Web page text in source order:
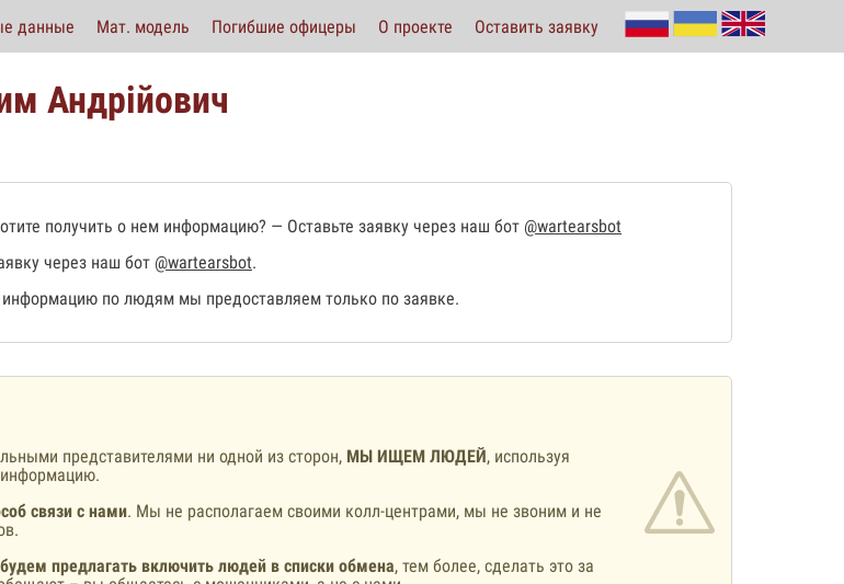
данные Мат. модель Погибшие офицеры О проекте Оставить заявку
Андрійович
получить о нем информацию? — Оставьте заявку через наш бот @wartearsbot
через наш бот @wartearsbot.
по людям мы предоставляем только по заявке.
представителями ни одной из сторон, МЫ ИЩЕМ ЛЮДЕЙ, используя
связи с нами. Мы не располагаем своими колл-центрами, мы не звоним и не
предлагать включить людей в списки обмена, тем более, сделать это за